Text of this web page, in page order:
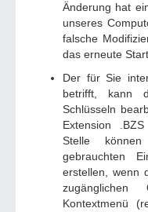
Änderung hat
unseres
falsche
das erneute
Der für Sie
betrifft, kann
Schlüsseln
Extension
Stelle
gebrauchten
erstellen, wenn
Kontextmenü